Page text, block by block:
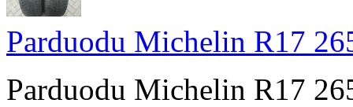
Parduodu Michelin R17
Parduodu Michelin R17